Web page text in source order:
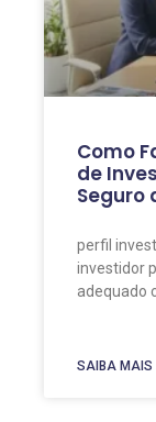
Como
de
Seguro
perfil
investidor
adequado
SAIBA MAIS